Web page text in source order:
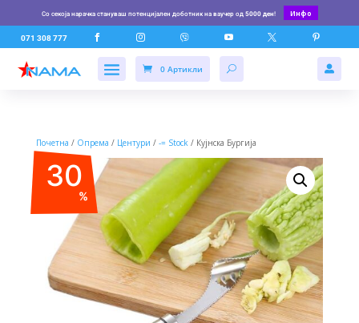
Со секоја нарачка стануваш потенцијален доботник на ваучер од 5000 ден! Инфо
071 308 777      
0 Артикли 
Почетна / Опрема / Центури / -= Stock/ Кујнска Бургија
30
%